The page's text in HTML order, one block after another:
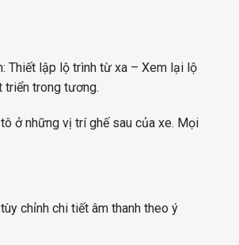
Thiết lập lộ trình từ xa – Xem lại lộ
triển trong tương.
ở những vị trí ghế sau của xe. Mọi
chỉnh chi tiết âm thanh theo ý